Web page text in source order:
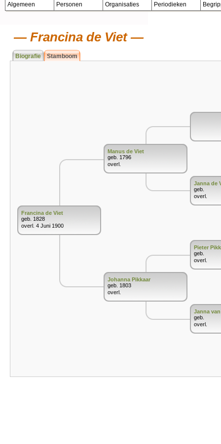
Algemeen Personen Organisaties Periodieken
Francina de Viet
Biografie Stamboom
Francina de Viet
geb. 1828
overl. 4 Juni 1900
Manus de Viet
geb. 1796
overl.
Johanna Pikkaar
geb. 1803
overl.
Janna de
geb.
overl.
Pieter
geb.
overl.
Janna
geb.
overl.